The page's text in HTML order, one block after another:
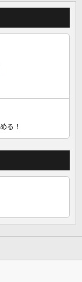
る！